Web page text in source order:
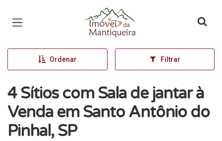
Página inicial
Ordenar Filtrar
4 Sítios com Sala de jantar à
Venda em Santo Antônio do
Pinhal, SP